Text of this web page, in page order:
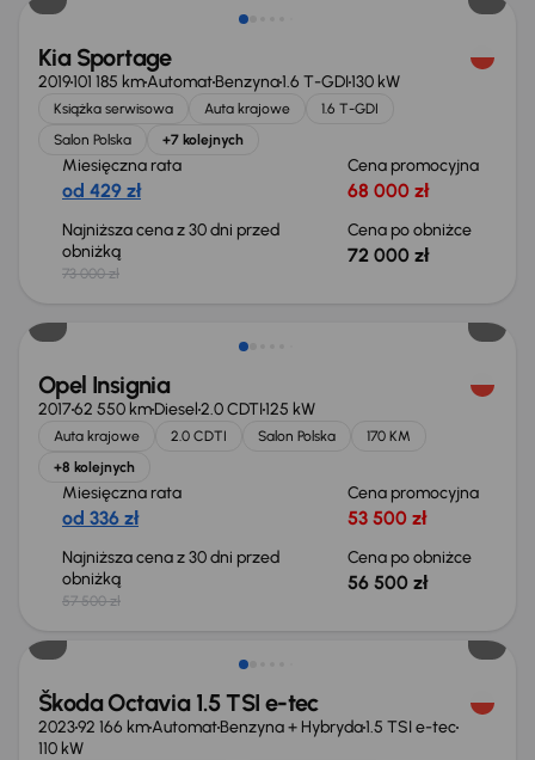
Kia Sportage
2019101 185 kmAutomatBenzyna1.6 T-GDI130 kW
Książka serwisowa Auta krajowe
1.6 T-GDI
Salon Polska
+7 kolejnych
Miesięczna rata
od 429 zł
Cena promocyjna
68 000 zł
Najniższa cena z 30 dni przed
obniżką
73 000 zł
Cena po obniżce
72 000 zł
Opel Insignia
201762 550 kmDiesel2.0 CDTI125 kW
Auta krajowe 2.0 CDTI Salon Polska
170 KM
+8 kolejnych
Miesięczna rata
od 336 zł
Cena promocyjna
53 500 zł
Najniższa cena z 30 dni przed
obniżką
57 500 zł
Cena po obniżce
56 500 zł
Możliwość odliczenia VAT
Škoda Octavia 1.5 TSI e-tec
202392 166 kmAutomatBenzyna + Hybryda1.5 TSI e-tec
110 kW